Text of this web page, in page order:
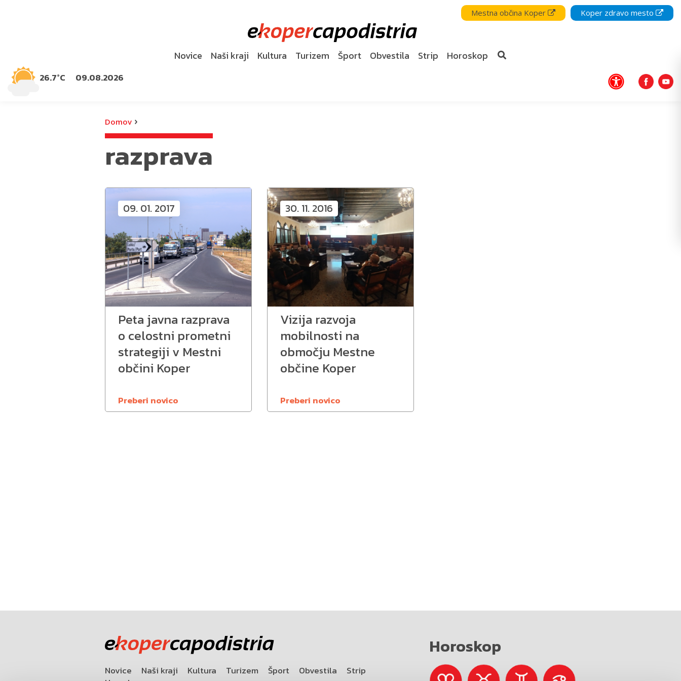
Mestna občina Koper Koper zdravo mesto
26.7°C 09.08.2026
Novice Naši kraji Kultura Turizem Šport Obvestila Strip Horoskop
Domov ›
razprava
09. 01. 2017
Peta javna razprava
o celostni prometni
strategiji v Mestni
občini Koper
Preberi novico
30. 11. 2016
Vizija razvoja
mobilnosti na
območju Mestne
občine Koper
Preberi novico
Novice Naši kraji Kultura Turizem Šport Obvestila
Strip
Horoskop